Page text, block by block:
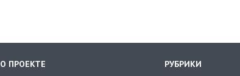
О ПРОЕКТЕ
РУБРИКИ